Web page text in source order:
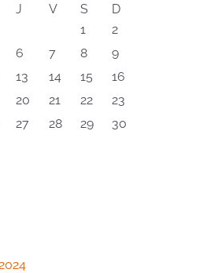
J V S
D
1
2
6 7 8
9
13 14 15
16
20 21 22
23
27 28 29
30